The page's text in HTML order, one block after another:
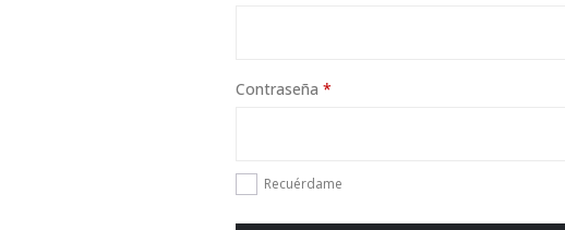
Contraseña*
Recuérdame